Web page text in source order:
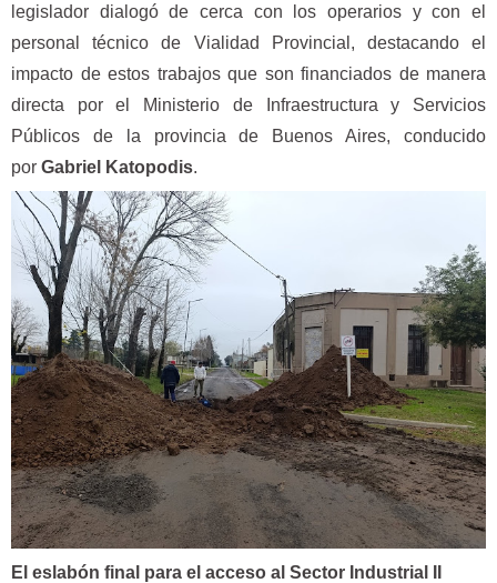
legislador dialogó de cerca con los operarios y con el
personal técnico de Vialidad Provincial, destacando el
impacto de estos trabajos que son financiados de manera
directa por el Ministerio de Infraestructura y Servicios
Públicos de la provincia de Buenos Aires, conducido
por Gabriel Katopodis.
El eslabón final para el acceso al Sector Industrial II